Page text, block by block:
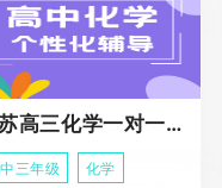
江苏高三化学一对一个性化冲刺辅导
三年级 化学